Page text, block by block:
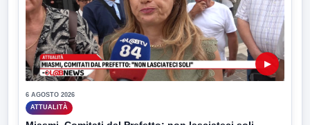
▶
6 AGOSTO 2026
ATTUALITÀ